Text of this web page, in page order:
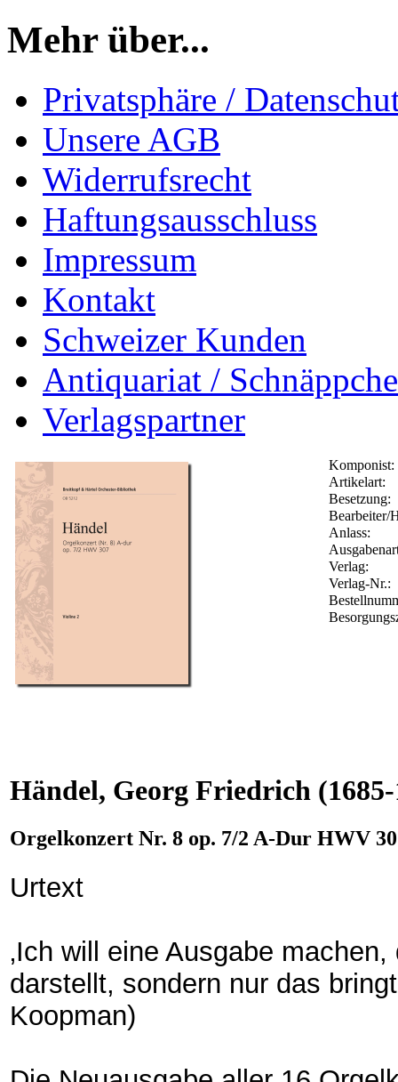
Mehr über...
Privatsphäre /
Unsere AGB
Widerrufsrecht
Haftungsausschluss
Impressum
Kontakt
Schweizer Kunden
Antiquariat /
Verlagspartner
Komponist:
Artikelart:
Besetzung:
Bearbeiter/
Anlass:
Verlag:
Verlag-Nr.:
Händel, Georg Friedrich
Orgelkonzert Nr. 8 op. 7/2 A-Dur HWV
Urtext
‚Ich will eine Ausgabe
darstellt, sondern nur das
Koopman)